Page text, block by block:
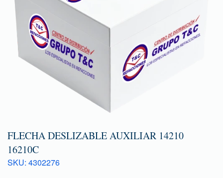
FLECHA DESLIZABLE AUXILIAR 14210
16210C
SKU: 4302276